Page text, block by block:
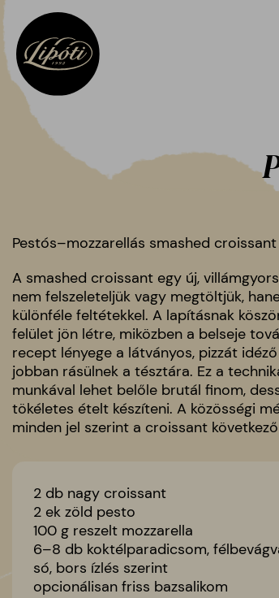
Pestós–mozzarellás smashed croissant
A smashed croissant egy új,
nem felszeleteljük vagy megtöltjük,
különféle feltétekkel. A lapításnak
felület jön létre, miközben a belseje
recept lényege a látványos, pizzát
jobban rásülnek a tésztára. Ez a
munkával lehet belőle brutál finom,
tökéletes ételt készíteni. A közösségi
minden jel szerint a croissant
2 db nagy croissant
2 ek zöld pesto
100 g reszelt mozzarella
6–8 db koktélparadicsom,
só, bors ízlés szerint
opcionálisan friss bazsalikom